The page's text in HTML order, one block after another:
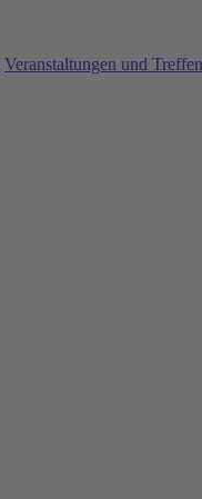
Veranstaltungen und Treffen